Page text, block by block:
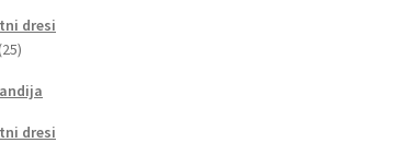
dresi
2525
dresi